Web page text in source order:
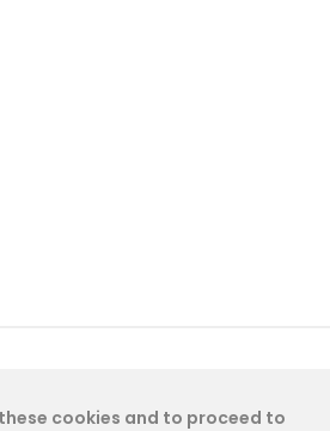
cookies and to proceed to